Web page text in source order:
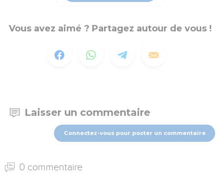
Vous avez aimé ? Partagez autour de vous !
Laisser un commentaire
Connectez-vous pour poster un commentaire
0 commentaire